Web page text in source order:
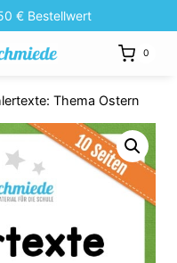
€ Bestellwert
0
Thema Ostern